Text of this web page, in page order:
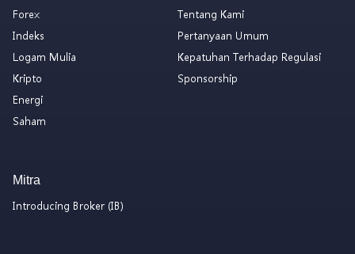
Forex
Indeks
Logam Mulia
Kripto
Energi
Saham
Tentang Kami
Pertanyaan Umum
Kepatuhan Terhadap Regulasi
Sponsorship
Mitra
Introducing Broker (IB)